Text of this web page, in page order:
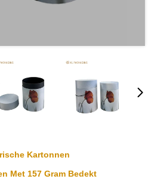
Kartonnen
Met 157 Gram Bedekt